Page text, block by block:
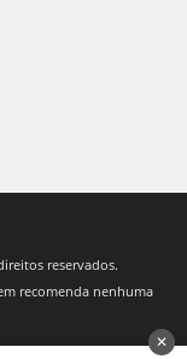
reservados.
recomenda nenhuma
✕